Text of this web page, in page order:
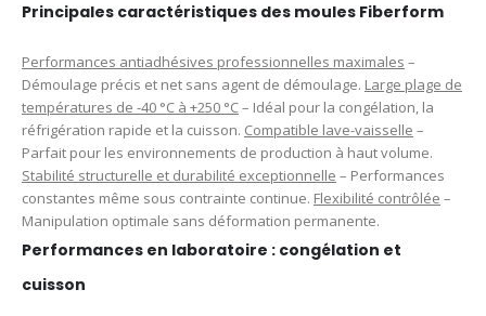
Principales caractéristiques des moules Fiberform
Performances antiadhésives professionnelles maximales –
Démoulage précis et net sans agent de démoulage. Large plage de
températures de -40 °C à +250 °C– Idéal pour la congélation, la
réfrigération rapide et la cuisson. Compatible lave-vaisselle –
Parfait pour les environnements de production à haut volume.
Stabilité structurelle et durabilité exceptionnelle – Performances
constantes même sous contrainte continue. Flexibilité contrôlée –
Manipulation optimale sans déformation permanente.
Performances en laboratoire : congélation et
cuisson